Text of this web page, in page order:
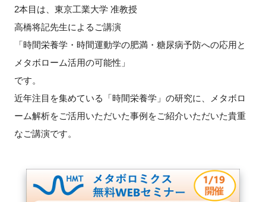
FAQ
イベントお知らせメール登録
2本目は、東京工業大学 准教授
高橋将記先生によるご講演
「時間栄養学・時間運動学の肥満・糖尿病予防への応用と
メタボローム活用の可能性」
です。
近年注目を集めている「時間栄養学」の研究に、メタボロ
ーム解析をご活用いただいた事例をご紹介いただいた貴重
なご講演です。